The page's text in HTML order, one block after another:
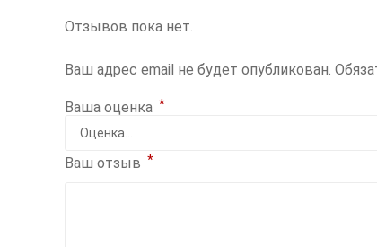
Отзывов пока нет.
Ваш адрес email не будет опубликован.
Ваша оценка *
Ваш отзыв *